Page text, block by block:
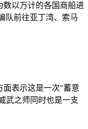
数以万计的各国商船进
队前往亚丁湾、索马
面表示这是一次"蓄意
武之师同时也是一支